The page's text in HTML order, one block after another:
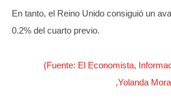
En tanto, el Reino Unido consiguió un
0.2% del cuarto previo.
(Fuente: El Economista,
,Yolanda